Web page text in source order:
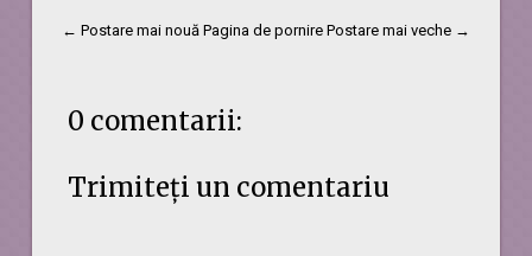
← Postare mai nouă Postare mai veche →
Pagina de pornire
0 comentarii:
Trimiteți un comentariu